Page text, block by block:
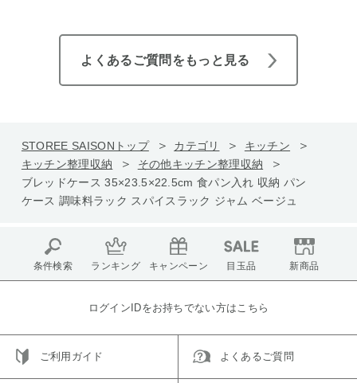
よくあるご質問をもっと見る
STOREE SAISONトップ カテゴリ
キッチン
キッチン整理収納
その他キッチン整理収納
ブレッドケース 35×23.5×22.5cm 食パン入れ 収納 パン
ケース 調味料ラック スパイスラック ジャム ベージュ
条件検索 ランキング キャンペーン 目玉品 新商品
ログインIDをお持ちでない方はこちら
ご利用ガイド よくあるご質問